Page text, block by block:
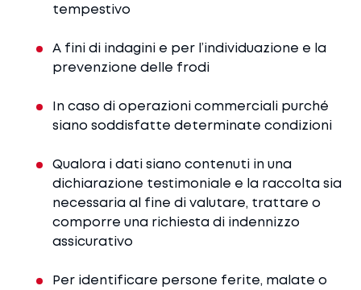
tempestivo
A fini di indagini e per l’individuazione e la
prevenzione delle frodi
In caso di operazioni commerciali purché
siano soddisfatte determinate condizioni
Qualora i dati siano contenuti in una
dichiarazione testimoniale e la raccolta sia
necessaria al fine di valutare, trattare o
comporre una richiesta di indennizzo
assicurativo
Per identificare persone ferite, malate o